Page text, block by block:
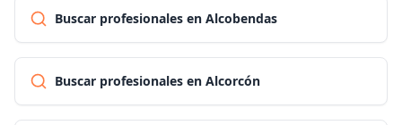
Buscar profesionales en Alcobendas
Buscar profesionales en Alcorcón